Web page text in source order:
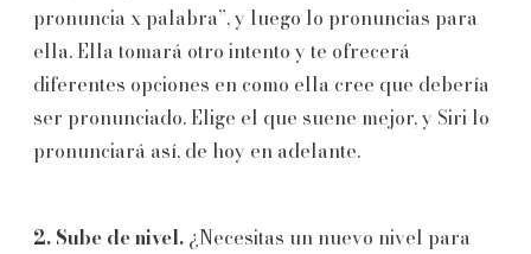
pronuncia x palabra”, y luego lo pronuncias para
ella. Ella tomará otro intento y te ofrecerá
diferentes opciones en como ella cree que debería
ser pronunciado. Elige el que suene mejor, y Siri lo
pronunciará así, de hoy en adelante.
2. Sube de nivel. ¿Necesitas un nuevo nivel para